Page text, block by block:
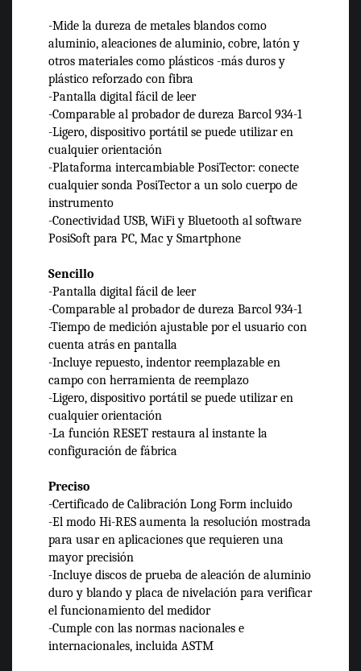
-Mide la dureza de metales blandos como
aluminio, aleaciones de aluminio, cobre, latón y
otros materiales como plásticos -más duros y
plástico reforzado con fibra
-Pantalla digital fácil de leer
-Comparable al probador de dureza Barcol 934-1
-Ligero, dispositivo portátil se puede utilizar en
cualquier orientación
-Plataforma intercambiable PosiTector: conecte
cualquier sonda PosiTector a un solo cuerpo de
instrumento
-Conectividad USB, WiFi y Bluetooth al software
PosiSoft para PC, Mac y Smartphone
Sencillo
-Pantalla digital fácil de leer
-Comparable al probador de dureza Barcol 934-1
-Tiempo de medición ajustable por el usuario con
cuenta atrás en pantalla
-Incluye repuesto, indentor reemplazable en
campo con herramienta de reemplazo
-Ligero, dispositivo portátil se puede utilizar en
cualquier orientación
-La función RESET restaura al instante la
configuración de fábrica
Preciso
-Certificado de Calibración Long Form incluido
-El modo Hi-RES aumenta la resolución mostrada
para usar en aplicaciones que requieren una
mayor precisión
-Incluye discos de prueba de aleación de aluminio
duro y blando y placa de nivelación para verificar
el funcionamiento del medidor
-Cumple con las normas nacionales e
internacionales, incluida ASTM